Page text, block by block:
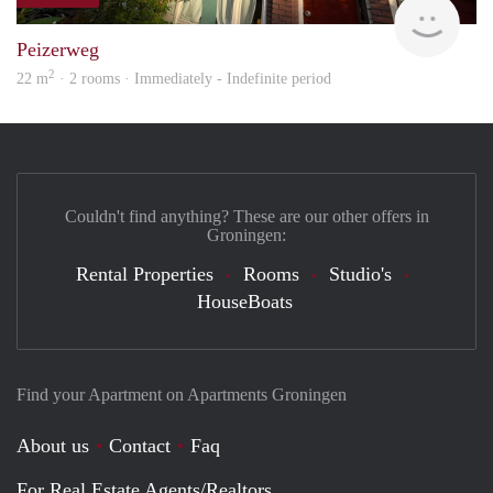
Peizerweg
22 m2 · 2 rooms · Immediately - Indefinite period
Find your Apartment on Apartments Groningen
About us Contact
Faq
Couldn't find anything? These are our other offers in
Groningen:
Rental Properties Rooms
Studio's
HouseBoats